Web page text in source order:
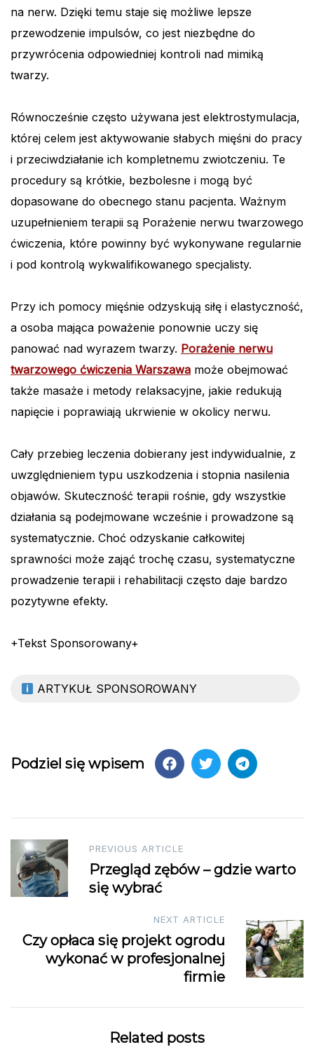
na nerw. Dzięki temu staje się możliwe lepsze
przewodzenie impulsów, co jest niezbędne do
przywrócenia odpowiedniej kontroli nad mimiką
twarzy.
Równocześnie często używana jest elektrostymulacja,
której celem jest aktywowanie słabych mięśni do pracy
i przeciwdziałanie ich kompletnemu zwiotczeniu. Te
procedury są krótkie, bezbolesne i mogą być
dopasowane do obecnego stanu pacjenta. Ważnym
uzupełnieniem terapii są Porażenie nerwu twarzowego
ćwiczenia, które powinny być wykonywane regularnie
i pod kontrolą wykwalifikowanego specjalisty.
Przy ich pomocy mięśnie odzyskują siłę i elastyczność,
a osoba mająca poważenie ponownie uczy się
panować nad wyrazem twarzy. Porażenie nerwu
twarzowego ćwiczenia Warszawa może obejmować
także masaże i metody relaksacyjne, jakie redukują
napięcie i poprawiają ukrwienie w okolicy nerwu.
Cały przebieg leczenia dobierany jest indywidualnie, z
uwzględnieniem typu uszkodzenia i stopnia nasilenia
objawów. Skuteczność terapii rośnie, gdy wszystkie
działania są podejmowane wcześnie i prowadzone są
systematycznie. Choć odzyskanie całkowitej
sprawności może zająć trochę czasu, systematyczne
prowadzenie terapii i rehabilitacji często daje bardzo
pozytywne efekty.
+Tekst Sponsorowany+
ARTYKUŁ SPONSOROWANY
Podziel się wpisem
Post
navigation
PREVIOUS ARTICLE
Przegląd zębów – gdzie warto
się wybrać
NEXT ARTICLE
Czy opłaca się projekt ogrodu
wykonać w profesjonalnej
firmie
Related posts